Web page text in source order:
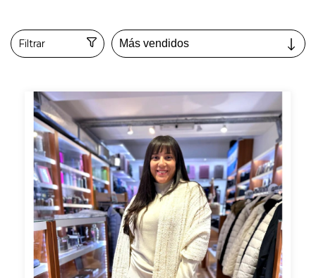
Filtrar